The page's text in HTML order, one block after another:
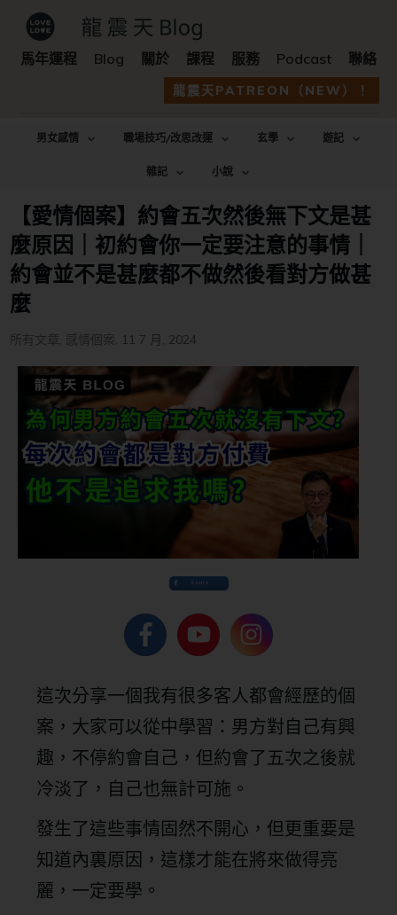
馬年運程 Blog 關於 課程 服務 Podcast 聯絡
龍震天PATREON（NEW）！
男女感情 職場技巧/改思改運 玄學
遊記
雜記
小說
【愛情個案】約會五次然後無下文是甚
麼原因｜初約會你一定要注意的事情｜
約會並不是甚麼都不做然後看對方做甚
麼
所有文章 , 感情個案, 11 7 月, 2024
Share
這次分享一個我有很多客人都會經歷的個
案，大家可以從中學習：男方對自己有興
趣，不停約會自己，但約會了五次之後就
冷淡了，自己也無計可施。
發生了這些事情固然不開心，但更重要是
知道內裏原因，這樣才能在將來做得亮
麗，一定要學。